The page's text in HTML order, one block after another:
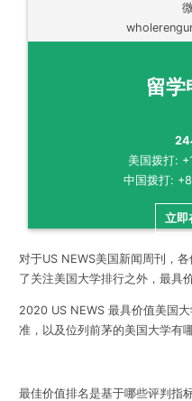
留学
24
美国拨打:
中国拨打:
立即
对于US NEWS美国新闻周刊，
了关注美国大学排行之外，最具
2020 US NEWS 最具价值美国
准，以及位列前茅的美国大学有哪
最佳价值排名是基于哪些评判指